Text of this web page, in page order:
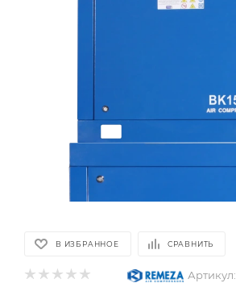
В ИЗБРАННОЕ СРАВНИТЬ
Артикул: